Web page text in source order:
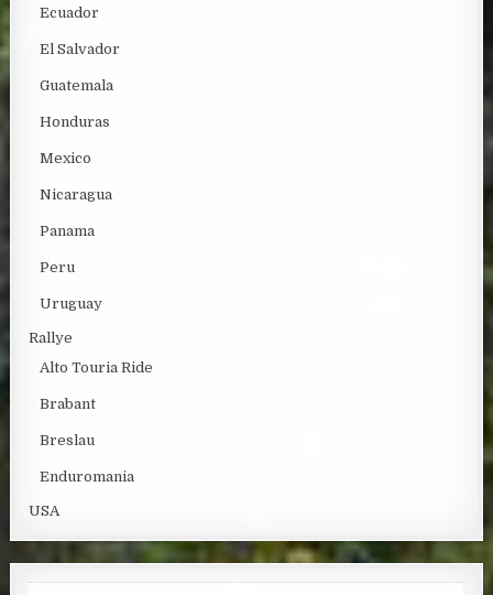
Ecuador
El Salvador
Guatemala
Honduras
Mexico
Nicaragua
Panama
Peru
Uruguay
Rallye
Alto Touria Ride
Brabant
Breslau
Enduromania
USA